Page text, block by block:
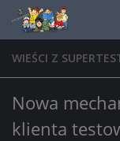
Skip to content
WIEŚCI Z
Nowa
klienta